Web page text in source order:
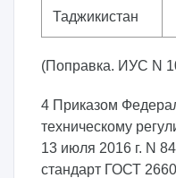
Таджикистан
(Поправка. ИУС N
4 Приказом
техническому
13 июля 2016 г. N
стандарт ГОСТ